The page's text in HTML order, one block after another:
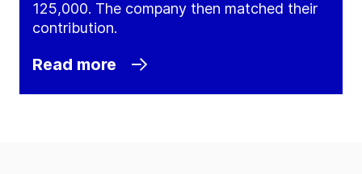
125,000. The company then matched their
contribution.
Read more